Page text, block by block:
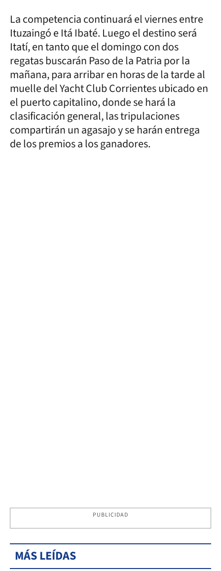
La competencia continuará el viernes entre
Ituzaingó e Itá Ibaté. Luego el destino será
Itatí, en tanto que el domingo con dos
regatas buscarán Paso de la Patria por la
mañana, para arribar en horas de la tarde al
muelle del Yacht Club Corrientes ubicado en
el puerto capitalino, donde se hará la
clasificación general, las tripulaciones
compartirán un agasajo y se harán entrega
de los premios a los ganadores.
PUBLICIDAD
MÁS LEÍDAS